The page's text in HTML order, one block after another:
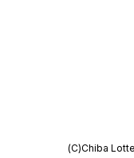
(C)Chiba